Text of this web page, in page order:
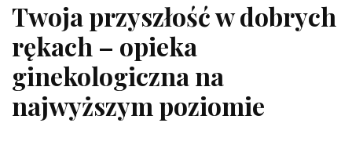
Twoja przyszłość w dobrych
rękach – opieka
ginekologiczna na
najwyższym poziomie